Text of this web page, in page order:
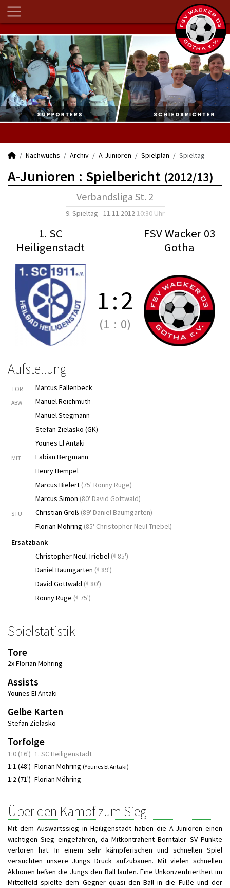
Nachwuchs Archiv A-Junioren Spielplan Spieltag
A-Junioren : Spielbericht (2012/13)
Verbandsliga St. 2
9. Spieltag - 11.11.2012 10:30 Uhr
1. SC
Heiligenstadt
FSV Wacker 03
Gotha
1:2
(1 : 0)
Aufstellung
TOR Marcus Fallenbeck
ABW
Manuel Reichmuth
Manuel Stegmann
Stefan Zielasko (GK)
Younes El Antaki
MIT
Fabian Bergmann
Henry Hempel
Marcus Bielert (75' Ronny Ruge)
Marcus Simon (80' David Gottwald)
STU Christian Groß (89' Daniel Baumgarten)
Florian Möhring (85' Christopher Neul-Triebel)
Ersatzbank
Christopher Neul-Triebel ( 85')
Daniel Baumgarten ( 89')
David Gottwald ( 80')
Ronny Ruge ( 75')
Spielstatistik
Tore
2x Florian Möhring
Assists
Younes El Antaki
Gelbe Karten
Stefan Zielasko
Torfolge
1:0 (16') 1. SC Heiligenstadt
1:1 (48') Florian Möhring (Younes El Antaki)
1:2 (71') Florian Möhring
Über den Kampf zum Sieg
Mit dem Auswärtssieg in Heiligenstadt haben die A-Junioren einen
wichtigen Sieg eingefahren, da Mitkontrahent Borntaler SV Punkte
verloren hat. In einem sehr kämpferischen und schnellen Spiel
versuchten unsere Jungs Druck aufzubauen. Mit vielen schnellen
Aktionen ließen die Jungs den Ball laufen. Eine Unkonzentriertheit im
Mittelfeld spielte dem Gegner quasi den Ball in die Füße und der